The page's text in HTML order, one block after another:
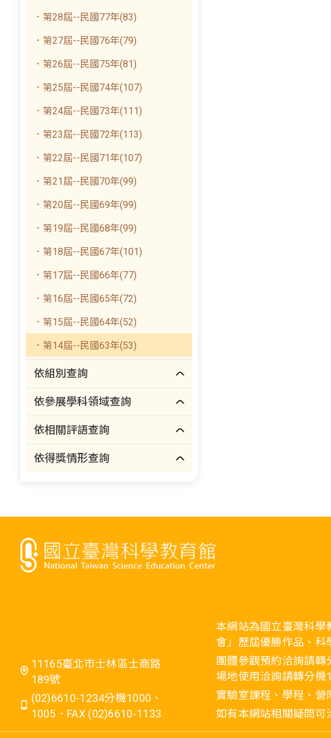
．第28屆--民國77年(83)
．第27屆--民國76年(79)
．第26屆--民國75年(81)
．第25屆--民國74年(107)
．第24屆--民國73年(111)
．第23屆--民國72年(113)
．第22屆--民國71年(107)
．第21屆--民國70年(99)
．第20屆--民國69年(99)
．第19屆--民國68年(99)
．第18屆--民國67年(101)
．第17屆--民國66年(77)
．第16屆--民國65年(72)
．第15屆--民國64年(52)
．第14屆--民國63年(53)
依組別查詢
依參展學科領域查詢
依相關評語查詢
依得獎情形查詢
11165臺北市士林區士商路
189號
(02)6610-1234分機1000、
1005．FAX (02)6610-1133
本網站為國立臺灣科學
會」歷屆優勝作品、科
團體參觀預約洽詢請轉
場地使用洽詢請轉分機
實驗室課程、學程、營
如有本網站相關疑問